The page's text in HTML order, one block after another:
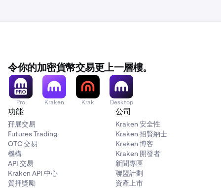
令你的加密貨幣交易更上一層樓。
Pro Kraken Krak Desktop
功能
孖展交易
Futures Trading
OTC 交易
機構
API 交易
Kraken API 中心
質押獎勵
公司
Kraken 安全性
Kraken 招賢納士
Kraken 博客
Kraken 開發者
新聞專區
聯盟計劃
資產上市